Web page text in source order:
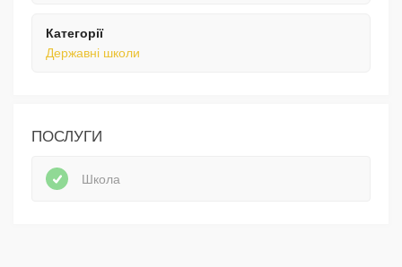
Категорії
Державні школи
ПОСЛУГИ
Школа